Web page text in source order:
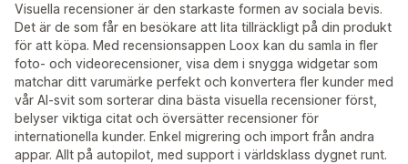
Visuella recensioner är den starkaste formen av sociala bevis.
Det är de som får en besökare att lita tillräckligt på din produkt
för att köpa. Med recensionsappen Loox kan du samla in fler
foto- och videorecensioner, visa dem i snygga widgetar som
matchar ditt varumärke perfekt och konvertera fler kunder med
vår AI-svit som sorterar dina bästa visuella recensioner först,
belyser viktiga citat och översätter recensioner för
internationella kunder. Enkel migrering och import från andra
appar. Allt på autopilot, med support i världsklass dygnet runt.